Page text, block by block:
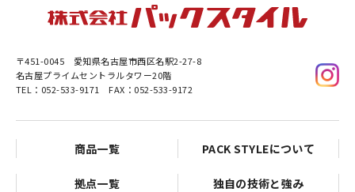
〒451-0045 愛知県名古屋市西区名駅2-27-8
名古屋プライムセントラルタワー20階
TEL：052-533-9171 FAX：052-533-9172
商品一覧 PACK STYLEについて
拠点一覧 独自の技術と強み